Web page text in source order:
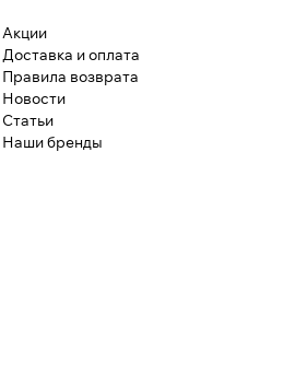
Акции
Доставка и оплата
Правила возврата
Новости
Статьи
Наши бренды